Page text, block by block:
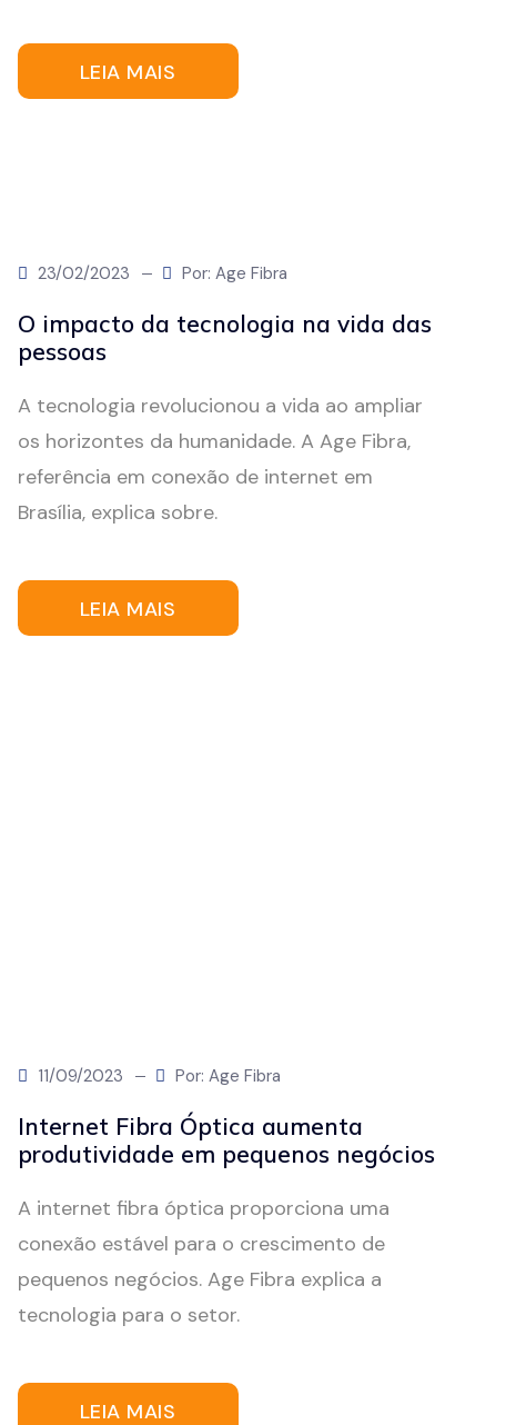
LEIA MAIS
23/02/2023 Por: Age Fibra
O impacto da tecnologia na vida das
pessoas
A tecnologia revolucionou a vida ao ampliar
os horizontes da humanidade. A Age Fibra,
referência em conexão de internet em
Brasília, explica sobre.
LEIA MAIS
11/09/2023 Por: Age Fibra
Internet Fibra Óptica aumenta
produtividade em pequenos negócios
A internet fibra óptica proporciona uma
conexão estável para o crescimento de
pequenos negócios. Age Fibra explica a
tecnologia para o setor.
LEIA MAIS